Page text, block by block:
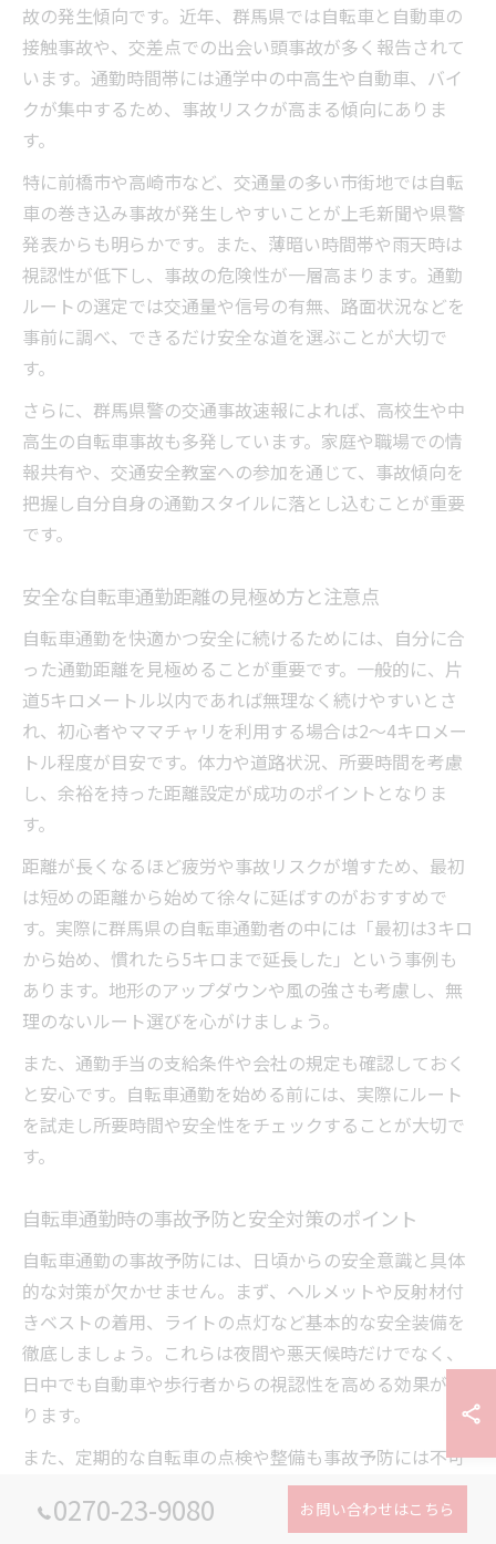
故の発生傾向です。近年、群馬県では自転車と自動車の
接触事故や、交差点での出会い頭事故が多く報告されて
います。通勤時間帯には通学中の中高生や自動車、バイ
クが集中するため、事故リスクが高まる傾向にありま
す。
特に前橋市や高崎市など、交通量の多い市街地では自転
車の巻き込み事故が発生しやすいことが上毛新聞や県警
発表からも明らかです。また、薄暗い時間帯や雨天時は
視認性が低下し、事故の危険性が一層高まります。通勤
ルートの選定では交通量や信号の有無、路面状況などを
事前に調べ、できるだけ安全な道を選ぶことが大切で
す。
さらに、群馬県警の交通事故速報によれば、高校生や中
高生の自転車事故も多発しています。家庭や職場での情
報共有や、交通安全教室への参加を通じて、事故傾向を
把握し自分自身の通勤スタイルに落とし込むことが重要
です。
安全な自転車通勤距離の見極め方と注意点
自転車通勤を快適かつ安全に続けるためには、自分に合
った通勤距離を見極めることが重要です。一般的に、片
道5キロメートル以内であれば無理なく続けやすいとさ
れ、初心者やママチャリを利用する場合は2～4キロメー
トル程度が目安です。体力や道路状況、所要時間を考慮
し、余裕を持った距離設定が成功のポイントとなりま
す。
距離が長くなるほど疲労や事故リスクが増すため、最初
は短めの距離から始めて徐々に延ばすのがおすすめで
す。実際に群馬県の自転車通勤者の中には「最初は3キロ
から始め、慣れたら5キロまで延長した」という事例も
あります。地形のアップダウンや風の強さも考慮し、無
理のないルート選びを心がけましょう。
また、通勤手当の支給条件や会社の規定も確認しておく
と安心です。自転車通勤を始める前には、実際にルート
を試走し所要時間や安全性をチェックすることが大切で
す。
自転車通勤時の事故予防と安全対策のポイント
自転車通勤の事故予防には、日頃からの安全意識と具体
的な対策が欠かせません。まず、ヘルメットや反射材付
きベストの着用、ライトの点灯など基本的な安全装備を
徹底しましょう。これらは夜間や悪天候時だけでなく、
日中でも自動車や歩行者からの視認性を高める効果があ
ります。
また、定期的な自転車の点検や整備も事故予防には不可
欠です。ブレーキやタイヤ、チェーンなどの異常がない
かを出発前に確認し、異常があれば速やかに修理を行う
0270-23-9080 お問い合わせはこちら